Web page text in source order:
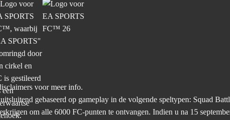
voor meer info.
gebaseerd op gameplay in de volgende speltypen: Squad
om alle 6000 FC-punten te ontvangen. Indien u na 15